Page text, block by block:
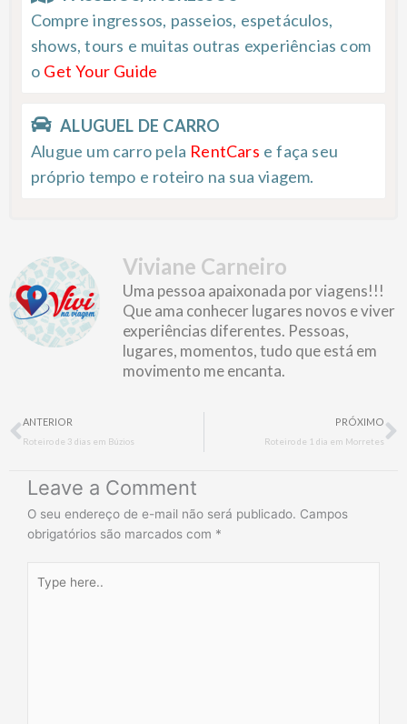
Compre ingressos, passeios, espetáculos,
shows, tours e muitas outras experiências com
o Get Your Guide
ALUGUEL DE CARRO
Alugue um carro pela RentCars e faça seu
próprio tempo e roteiro na sua viagem.
Viviane Carneiro
Uma pessoa apaixonada por viagens!!!
Que ama conhecer lugares novos e viver
experiências diferentes. Pessoas,
lugares, momentos, tudo que está em
movimento me encanta.
Prev
ANTERIOR
Roteiro de 3 dias em Búzios
PRÓXIMO
Roteiro de 1 dia em Morretes
Leave a Comment
O seu endereço de e-mail não será publicado. Campos
obrigatórios são marcados com *
here..